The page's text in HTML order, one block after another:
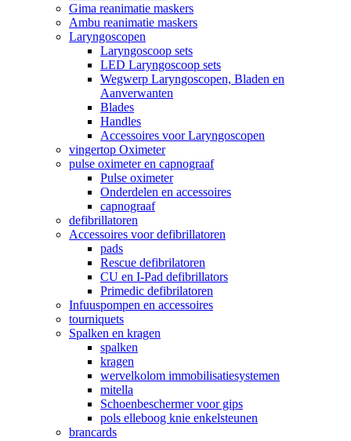
Gima reanimatie maskers
Ambu reanimatie maskers
Laryngoscopen
Laryngoscoop sets
LED Laryngoscoop sets
Wegwerp Laryngoscopen, Bladen en
Aanverwanten
Blades
Handles
Accessoires voor Laryngoscopen
vingertop Oximeter
pulse oximeter en capnograaf
Pulse oximeter
Onderdelen en accessoires
capnograaf
defibrillatoren
Accessoires voor defibrillatoren
pads
Rescue defibrilatoren
CU en I-Pad defibrillators
Primedic defibrilatoren
Infuuspompen en accessoires
tourniquets
Spalken en kragen
spalken
kragen
wervelkolom immobilisatiesystemen
mitella
Schoenbeschermer voor gips
pols elleboog knie enkelsteunen
brancards